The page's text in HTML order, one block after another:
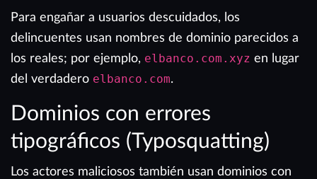
Para engañar a usuarios descuidados, los
delincuentes usan nombres de dominio parecidos a
los reales; por ejemplo, elbanco.com.xyz en lugar
del verdadero elbanco.com.
Dominios con errores
tipográficos (Typosquatting)
Los actores maliciosos también usan dominios con